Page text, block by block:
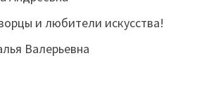
и любители искусства!
Валерьевна